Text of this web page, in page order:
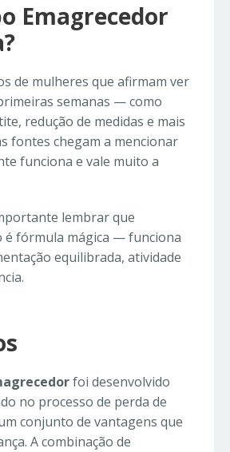
Emagrecedor
de mulheres que afirmam ver
semanas — como
redução de medidas e mais
fontes chegam a mencionar
funciona e vale muito a
lembrar que
é fórmula mágica — funciona
equilibrada, atividade
foi desenvolvido
no processo de perda de
conjunto de vantagens que
A combinação de